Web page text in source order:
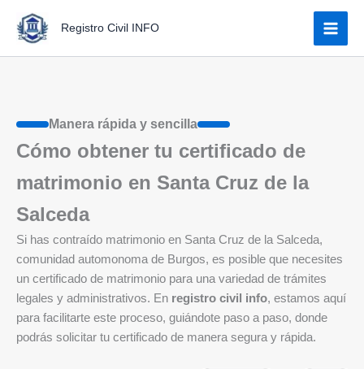
contenido
Registro Civil INFO
Manera rápida y sencilla
Cómo obtener tu certificado de
matrimonio en Santa Cruz de la
Salceda
Si has contraído matrimonio en Santa Cruz de la Salceda,
comunidad automonoma de Burgos, es posible que necesites
un certificado de matrimonio para una variedad de trámites
legales y administrativos. En registro civil info, estamos aquí
para facilitarte este proceso, guiándote paso a paso, donde
podrás solicitar tu certificado de manera segura y rápida.